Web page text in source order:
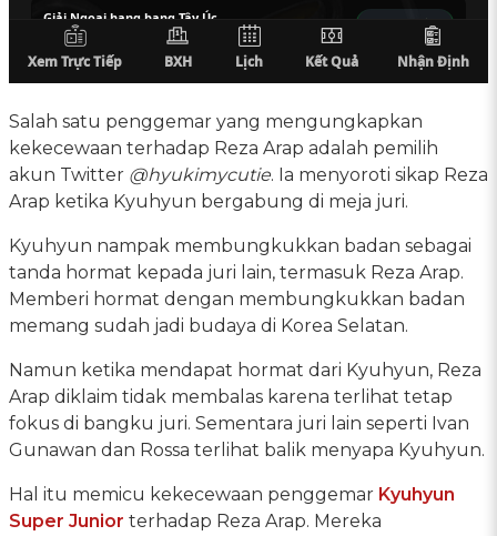
Salah satu penggemar yang mengungkapkan
kekecewaan terhadap Reza Arap adalah pemilih
akun Twitter @hyukimycutie. Ia menyoroti sikap Reza
Arap ketika Kyuhyun bergabung di meja juri.
Kyuhyun nampak membungkukkan badan sebagai
tanda hormat kepada juri lain, termasuk Reza Arap.
Memberi hormat dengan membungkukkan badan
memang sudah jadi budaya di Korea Selatan.
Namun ketika mendapat hormat dari Kyuhyun, Reza
Arap diklaim tidak membalas karena terlihat tetap
fokus di bangku juri. Sementara juri lain seperti Ivan
Gunawan dan Rossa terlihat balik menyapa Kyuhyun.
Hal itu memicu kekecewaan penggemar Kyuhyun
Super Junior terhadap Reza Arap. Mereka